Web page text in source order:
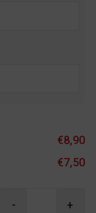
€8,90
€7,50
- +